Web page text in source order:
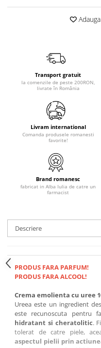
Transport gratuit
la comenzile de peste 200RON,
livrate în România
Livram international
Comanda produsele romanesti
favorite!
Brand romanesc
fabricat in Alba Iulia de catre un
farmacist
Descriere
PRODUS FARA PARFUM!
PRODUS FARA ALCOOL!
Crema emolienta cu uree
Ureea este un ingredient
este recunoscuta pentru
hidratant si cheratolitic.
tolerat de catre piele,
aspectul pielii prin